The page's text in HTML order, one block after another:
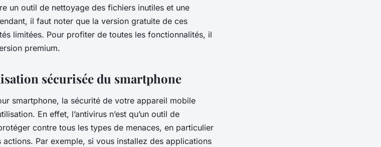
un outil de nettoyage des fichiers inutiles et une
il faut noter que la version gratuite de ces
limitées. Pour profiter de toutes les fonctionnalités, il
premium.
sécurisée du smartphone
smartphone, la sécurité de votre appareil mobile
En effet, l’antivirus n’est qu’un outil de
contre tous les types de menaces, en particulier
Par exemple, si vous installez des applications